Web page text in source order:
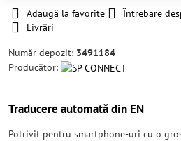
Adaugă la favorite Întrebare
Livrări
Număr depozit: 3491184
Producător:
Traducere automată din EN
Potrivit pentru smartphone-uri cu o